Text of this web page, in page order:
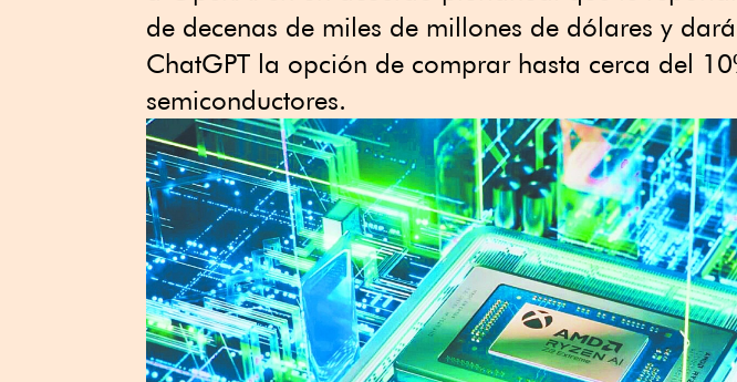
de decenas de miles de millones de dólares y
ChatGPT la opción de comprar hasta cerca del
semiconductores.